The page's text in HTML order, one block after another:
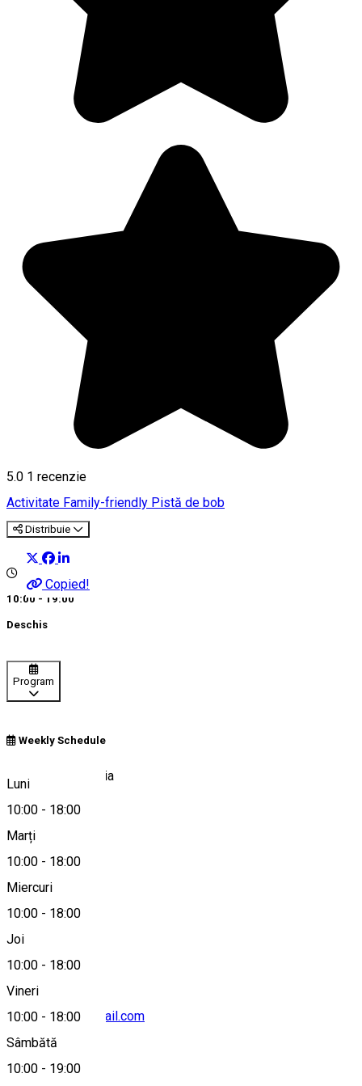
5.0 1 recenzie
Activitate Family-friendly Pistă de bob
Distribuie
Copied!
10:00 - 19:00
Deschis
Program
Weekly Schedule
Luni
10:00 - 18:00
Marți
10:00 - 18:00
Miercuri
10:00 - 18:00
Joi
10:00 - 18:00
Vineri
10:00 - 18:00
Sâmbătă
10:00 - 19:00
Red Lake, Romania
Hartă
boblacurosu@gmail.com